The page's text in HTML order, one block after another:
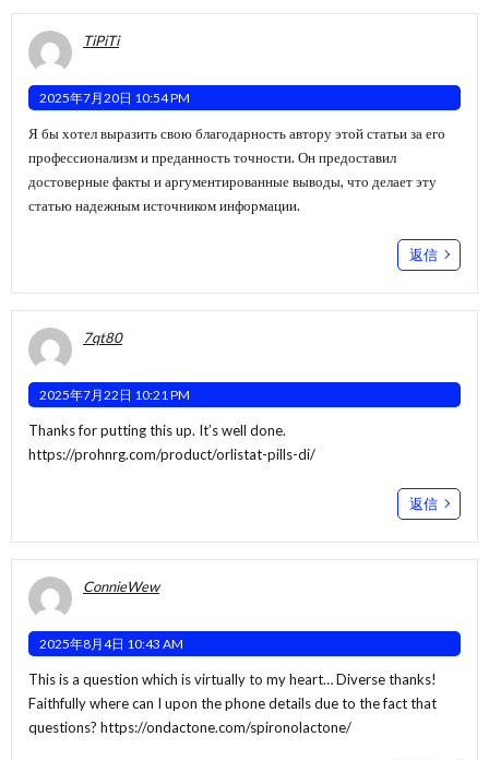
TiPiTi
2025年7月20日 10:54 PM
Я бы хотел выразить свою благодарность автору этой статьи за его
профессионализм и преданность точности. Он предоставил
достоверные факты и аргументированные выводы, что делает эту
статью надежным источником информации.
返信
7qt80
2025年7月22日 10:21 PM
Thanks for putting this up. It’s well done.
https://prohnrg.com/product/orlistat-pills-di/
返信
ConnieWew
2025年8月4日 10:43 AM
This is a question which is virtually to my heart… Diverse thanks!
Faithfully where can I upon the phone details due to the fact that
questions? https://ondactone.com/spironolactone/